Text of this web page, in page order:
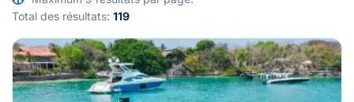
Total des résultats: 119